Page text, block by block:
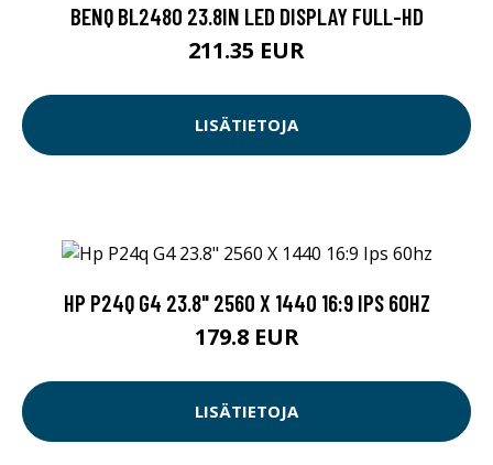
BENQ BL2480 23.8IN LED DISPLAY FULL-HD
211.35 EUR
LISÄTIETOJA
HP P24Q G4 23.8" 2560 X 1440 16:9 IPS 60HZ
179.8 EUR
LISÄTIETOJA